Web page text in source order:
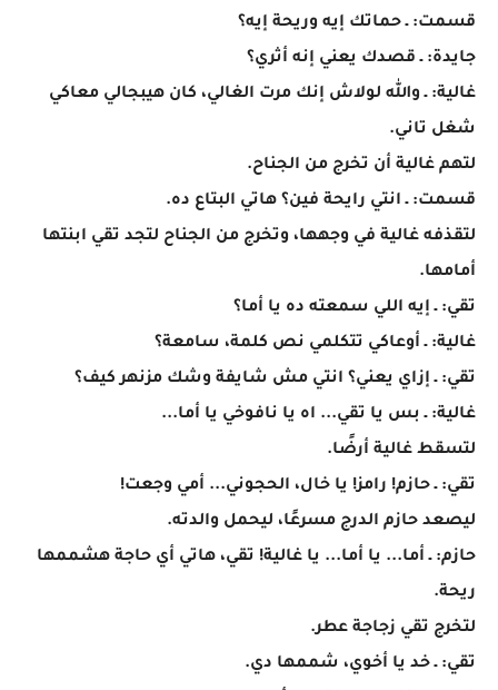
قسمت: ـ حماتك إيه وريحة إيه؟
جايدة: ـ قصدك يعني إنه أثري؟
غالية: ـ والله لولاش إنك مرت الغالي، كان هيبجالي معاكي
شغل تاني.
لتهم غالية أن تخرج من الجناح.
قسمت: ـ انتي رايحة فين؟ هاتي البتاع ده.
لتقذفه غالية في وجهها، وتخرج من الجناح لتجد تقي ابنتها
أمامها.
تقي: ـ إيه اللي سمعته ده يا أما؟
غالية: ـ أوعاكي تتكلمي نص كلمة، سامعة؟
تقي: ـ إزاي يعني؟ انتي مش شايفة وشك مزنهر كيف؟
غالية: ـ بس يا تقي... اه يا نافوخي يا أما...
لتسقط غالية أرضًا.
تقي: ـ حازم! رامز! يا خال، الحجوني... أمي وجعت!
ليصعد حازم الدرج مسرعًا، ليحمل والدته.
حازم: ـ أما... يا أما... يا غالية! تقي، هاتي أي حاجة هشممها
ريحة.
لتخرج تقي زجاجة عطر.
تقي: ـ خد يا أخوي، شممها دي.